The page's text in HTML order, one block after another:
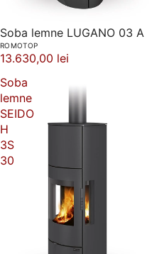
Soba lemne LUGANO 03 A
ROMOTOP
13.630,00 lei
Soba
lemne
SEIDO
H
3S
30